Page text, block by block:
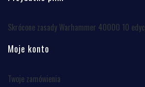
Skrócone zasady Warhammer 40000 10
Moje konto
Twoje zamówienia